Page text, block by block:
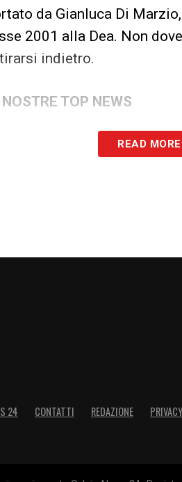
da Gianluca Di
2001 alla Dea. Non
indietro.
TOP NEWS
READ MORE
24 CONTATTI REDAZIONE